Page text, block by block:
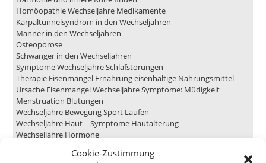
Cookie-Zustimmung
Homöopathie Wechseljahre Medikamente
Karpaltunnelsyndrom in den Wechseljahren
Männer in den Wechseljahren
Osteoporose
Schwanger in den Wechseljahren
Symptome Wechseljahre Schlafstörungen
Therapie Eisenmangel Ernährung eisenhaltige Nahrungsmittel
Ursache Eisenmangel Wechseljahre Symptome: Müdigkeit
Menstruation Blutungen
Wechseljahre Bewegung Sport Laufen
Wechseljahre Haut – Symptome Hautalterung
Wechseljahre Hormone
Wechseljahre Symptome Angst und Unsicherheit